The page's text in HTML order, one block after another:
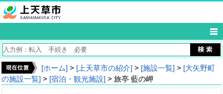
[ホーム] > [上天草市の紹介] > [施設一覧] > [大矢野町
の施設一覧] > [宿泊・観光施設] > 旅亭 藍の岬